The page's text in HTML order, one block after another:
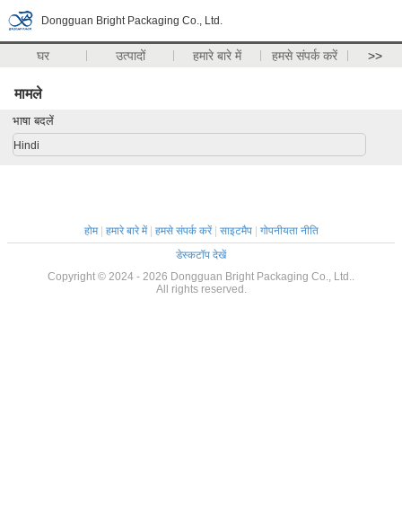
Dongguan Bright Packaging Co., Ltd.
घर उत्पादों हमारे बारे में हमसे संपर्क करें >>
मामले
भाषा बदलें
Hindi
होम| हमारे बारे में| हमसे संपर्क करें| साइटमैप| गोपनीयता नीति
डेस्कटॉप देखें
Copyright © 2024 - 2026 Dongguan Bright Packaging Co., Ltd..
All rights reserved.